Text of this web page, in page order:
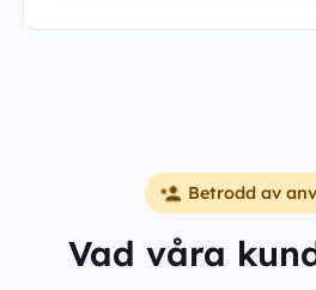
Betrodd av
Vad våra